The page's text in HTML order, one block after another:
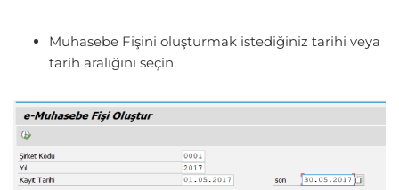
Muhasebe Fişini oluşturmak istediğiniz tarihi veya
tarih aralığını seçin.